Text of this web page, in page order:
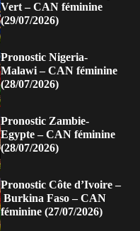
Vert – CAN féminine
(29/07/2026)
Pronostic Nigeria-
Malawi – CAN féminine
(28/07/2026)
Pronostic Zambie-
Egypte – CAN féminine
(28/07/2026)
Pronostic Côte d’Ivoire –
Burkina Faso – CAN
féminine (27/07/2026)